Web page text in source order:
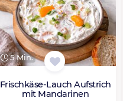
5 Min.
Frischkäse-Lauch Aufstrich
mit Mandarinen